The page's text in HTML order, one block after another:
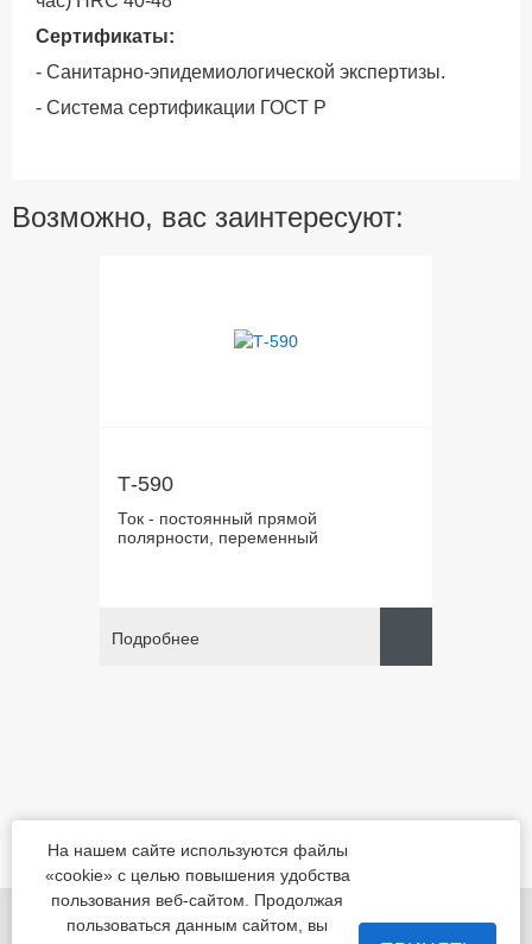
Сертификаты:
- Санитарно-эпидемиологической экспертизы.
- Система сертификации ГОСТ Р
Возможно, вас заинтересуют:
Т-590
Ток - постоянный прямой
полярности, переменный
Подробнее
455022, Челябинская обл., Магнитогорск, шоссе
На нашем сайте используются файлы
«cookie» с целью повышения удобства
пользования веб-сайтом. Продолжая
пользоваться данным сайтом, вы